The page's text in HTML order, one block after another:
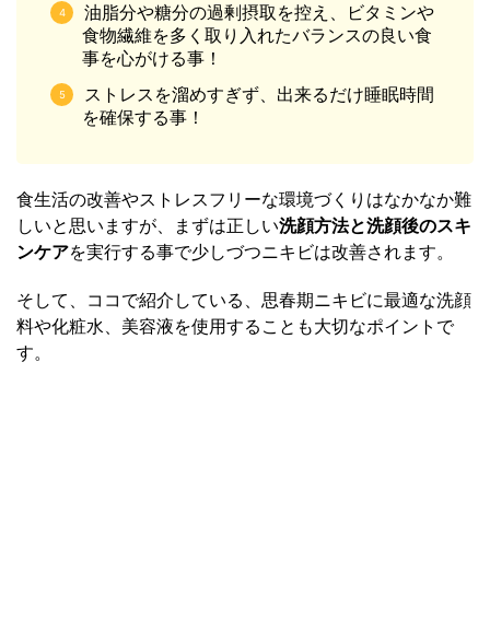
油脂分や糖分の過剰摂取を控え、ビタミンや
食物繊維を多く取り入れたバランスの良い食
事を心がける事！
ストレスを溜めすぎず、出来るだけ睡眠時間
を確保する事！
食生活の改善やストレスフリーな環境づくりはなかなか難
しいと思いますが、まずは正しい洗顔方法と洗顔後のスキ
ンケアを実行する事で少しづつニキビは改善されます。
そして、ココで紹介している、思春期ニキビに最適な洗顔
料や化粧水、美容液を使用することも大切なポイントで
す。